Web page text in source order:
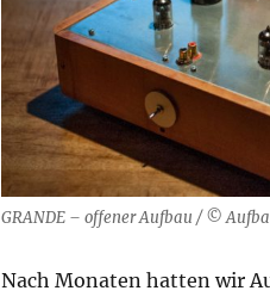
GRANDE – offener Aufbau / ©
Nach Monaten hatten wir